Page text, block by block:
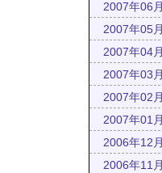
2007年06月
2007年05月
2007年04月
2007年03月
2007年02月
2007年01月
2006年12月
2006年11月